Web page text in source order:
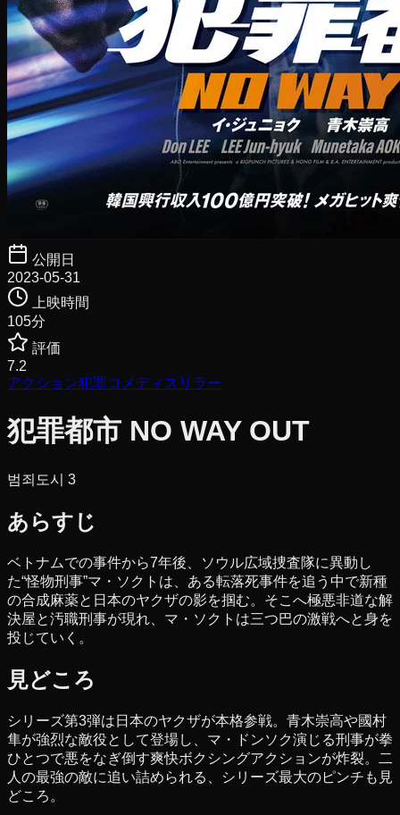
公開日
2023-05-31
上映時間
105分
評価
7.2
アクション犯罪コメディ スリラー
犯罪都市 NO WAY OUT
범죄도시 3
あらすじ
ベトナムでの事件から7年後、ソウル広域捜査隊に異動し
た“怪物刑事”マ・ソクトは、ある転落死事件を追う中で新種
の合成麻薬と日本のヤクザの影を掴む。そこへ極悪非道な解
決屋と汚職刑事が現れ、マ・ソクトは三つ巴の激戦へと身を
投じていく。
見どころ
シリーズ第3弾は日本のヤクザが本格参戦。青木崇高や國村
隼が強烈な敵役として登場し、マ・ドンソク演じる刑事が拳
ひとつで悪をなぎ倒す爽快ボクシングアクションが炸裂。二
人の最強の敵に追い詰められる、シリーズ最大のピンチも見
どころ。